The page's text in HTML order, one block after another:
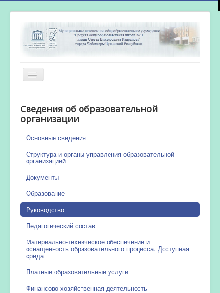
Включить/
выключить
Новости
Сведения об образовательной
организации
Основные сведения
Структура и органы управления образовательной
организацией
Документы
Образование
Руководство
Педагогический состав
Материально-техническое обеспечение и
оснащенность образовательного процесса. Доступная
среда
Платные образовательные услуги
Финансово-хозяйственная деятельность